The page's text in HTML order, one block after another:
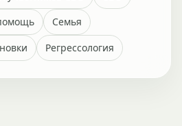
Семья
Регрессология